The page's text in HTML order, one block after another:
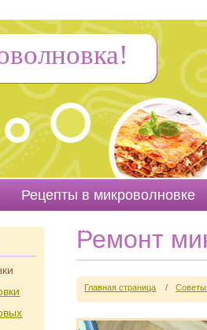
Рецепты в микроволновке
Руководства
Ремонт
Главная страница / Советы